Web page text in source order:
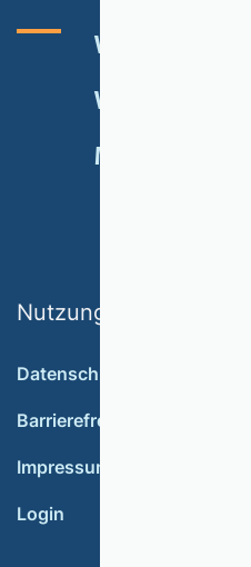
VHB-RATING
MITGLIED
Nutzungsbedingungen
Datenschutz
Barrierefreiheit
Impressum
Login